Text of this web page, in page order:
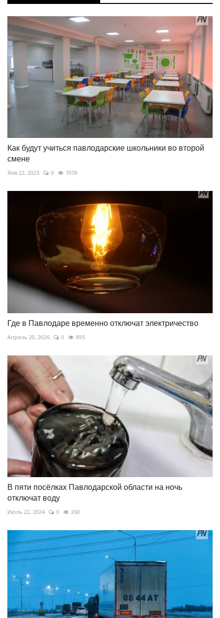
Как будут учиться павлодарские школьники во второй
смене
Янв 22, 2025 0 1059
Где в Павлодаре временно отключат электричество
Апрель 20, 2026 0 895
В пяти посёлках Павлодарской области на ночь
отключат воду
Июль 22, 2024 0 260